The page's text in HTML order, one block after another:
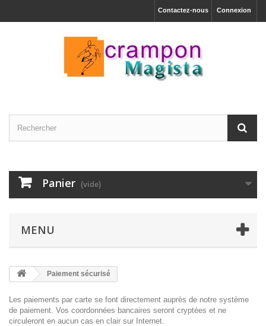
Connexion
Contactez-nous
Panier (vide)
MENU
Paiement sécurisé
Les paiements par carte se font directement auprès de notre système
de paiement. Vos coordonnées bancaires seront cryptées et ne
circuleront en aucun cas en clair sur Internet.